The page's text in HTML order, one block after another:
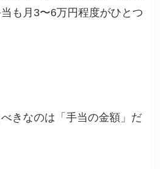
も月3〜6万円程度がひとつ
きなのは「手当の金額」だ